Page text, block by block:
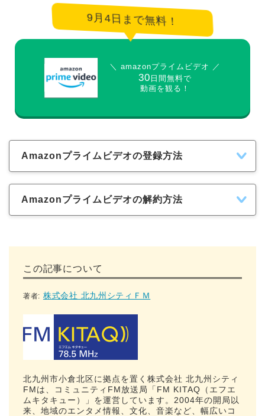
9月4日まで無料！
＼ amazonプライムビデオ ／
30 日間無料で
動画を観る！
Amazonプライムビデオの登録方法
Amazonプライムビデオの解約方法
この記事について
著者: 株式会社 北九州シティＦＭ
北九州市小倉北区に拠点を置く株式会社 北九州シティ
FMは、コミュニティFM放送局「FM KITAQ（エフエ
ムキタキュー）」を運営しています。2004年の開局以
来、地域のエンタメ情報、文化、音楽など、幅広いコ